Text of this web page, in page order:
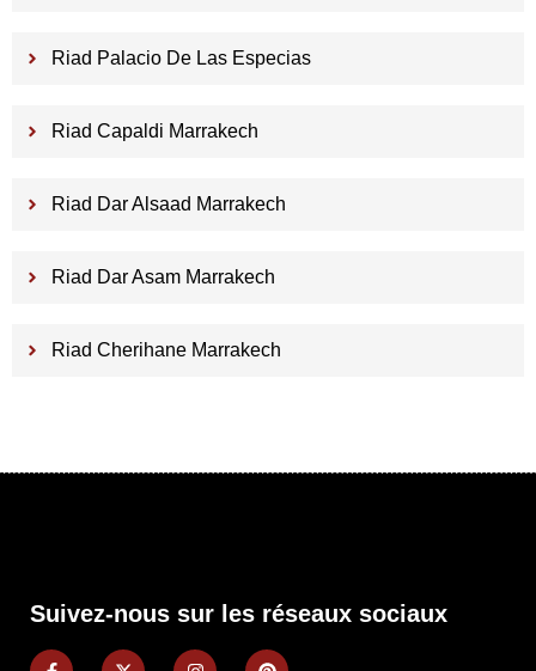
Riad Palacio De Las Especias
Riad Capaldi Marrakech
Riad Dar Alsaad Marrakech
Riad Dar Asam Marrakech
Riad Cherihane Marrakech
Suivez-nous sur les réseaux sociaux